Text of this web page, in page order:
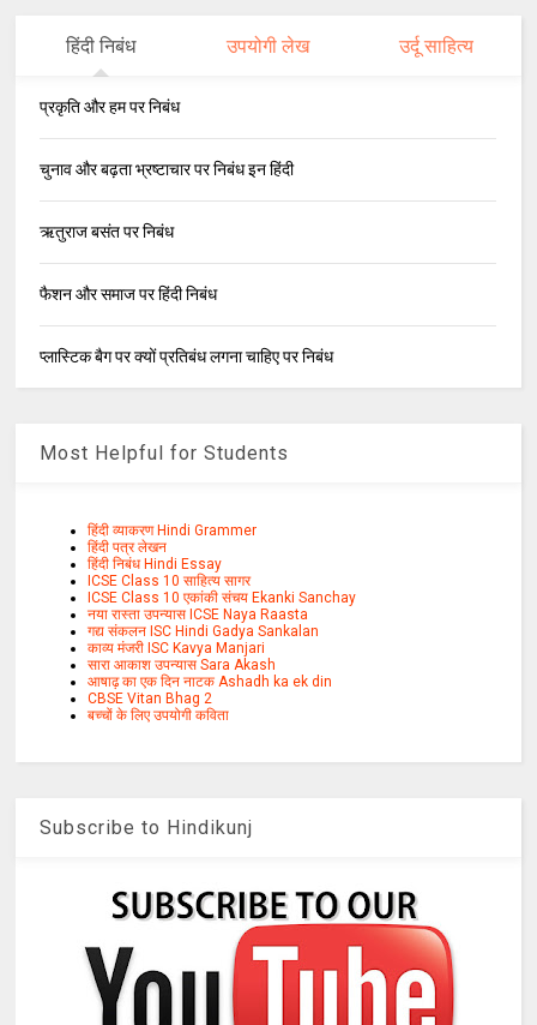
हिंदी निबंध उपयोगी लेख उर्दू साहित्य
प्रकृति और हम पर निबंध
चुनाव और बढ़ता भ्रष्टाचार पर निबंध इन हिंदी
ऋतुराज बसंत पर निबंध
फैशन और समाज पर हिंदी निबंध
प्लास्टिक बैग पर क्यों प्रतिबंध लगना चाहिए पर निबंध
Most Helpful for Students
हिंदी व्याकरण Hindi Grammer
हिंदी पत्र लेखन
हिंदी निबंध Hindi Essay
ICSE Class 10 साहित्य सागर
ICSE Class 10 एकांकी संचय Ekanki Sanchay
नया रास्ता उपन्यास ICSE Naya Raasta
गद्य संकलन ISC Hindi Gadya Sankalan
काव्य मंजरी ISC Kavya Manjari
सारा आकाश उपन्यास Sara Akash
आषाढ़ का एक दिन नाटक Ashadh ka ek din
CBSE Vitan Bhag 2
बच्चों के लिए उपयोगी कविता
Subscribe to Hindikunj